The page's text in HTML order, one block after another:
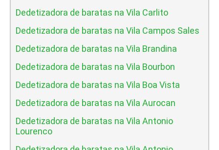
Dedetizadora de baratas na Vila Carlito
Dedetizadora de baratas na Vila Campos Sales
Dedetizadora de baratas na Vila Brandina
Dedetizadora de baratas na Vila Bourbon
Dedetizadora de baratas na Vila Boa Vista
Dedetizadora de baratas na Vila Aurocan
Dedetizadora de baratas na Vila Antonio
Lourenco